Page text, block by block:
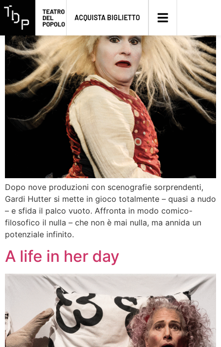
ACQUISTA BIGLIETTO
gardiZERO
Dopo nove produzioni con scenografie sorprendenti,
Gardi Hutter si mette in gioco totalmente – quasi a nudo
– e sfida il palco vuoto. Affronta in modo comico-
filosofico il nulla – che non è mai nulla, ma annida un
potenziale infinito.
A life in her day